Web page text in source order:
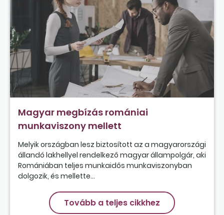
Magyar megbízás romániai
munkaviszony mellett
Melyik országban lesz biztosított az a magyarországi
állandó lakhellyel rendelkező magyar állampolgár, aki
Romániában teljes munkaidős munkaviszonyban
dolgozik, és mellette...
Tovább a teljes cikkhez